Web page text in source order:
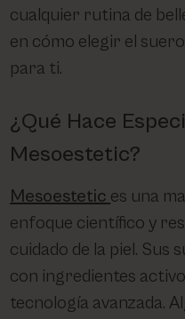
cualquier rutina de
en cómo elegir el suero
para ti.
¿Qué Hace
Mesoestetic?
Mesoestetic es una
enfoque científico y
cuidado de la piel. Sus
con ingredientes
tecnología avanzada.
UTSUKUSY